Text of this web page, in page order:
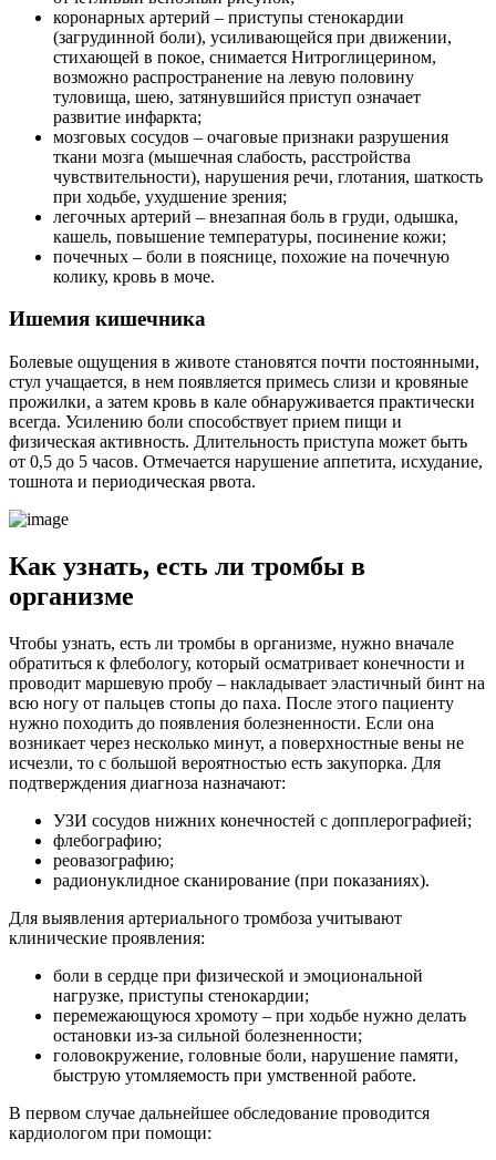
коронарных артерий – приступы стенокардии
(загрудинной боли), усиливающейся при движении,
стихающей в покое, снимается Нитроглицерином,
возможно распространение на левую половину
туловища, шею, затянувшийся приступ означает
развитие инфаркта;
мозговых сосудов – очаговые признаки разрушения
ткани мозга (мышечная слабость, расстройства
чувствительности), нарушения речи, глотания, шаткость
при ходьбе, ухудшение зрения;
легочных артерий – внезапная боль в груди, одышка,
кашель, повышение температуры, посинение кожи;
почечных – боли в пояснице, похожие на почечную
колику, кровь в моче.
Ишемия кишечника
Болевые ощущения в животе становятся почти постоянными,
стул учащается, в нем появляется примесь слизи и кровяные
прожилки, а затем кровь в кале обнаруживается практически
всегда. Усилению боли способствует прием пищи и
физическая активность. Длительность приступа может быть
от 0,5 до 5 часов. Отмечается нарушение аппетита, исхудание,
тошнота и периодическая рвота.
Как узнать, есть ли тромбы в
организме
Чтобы узнать, есть ли тромбы в организме, нужно вначале
обратиться к флебологу, который осматривает конечности и
проводит маршевую пробу – накладывает эластичный бинт на
всю ногу от пальцев стопы до паха. После этого пациенту
нужно походить до появления болезненности. Если она
возникает через несколько минут, а поверхностные вены не
исчезли, то с большой вероятностью есть закупорка. Для
подтверждения диагноза назначают:
УЗИ сосудов нижних конечностей с допплерографией;
флебографию;
реовазографию;
радионуклидное сканирование (при показаниях).
Для выявления артериального тромбоза учитывают
клинические проявления:
боли в сердце при физической и эмоциональной
нагрузке, приступы стенокардии;
перемежающуюся хромоту – при ходьбе нужно делать
остановки из-за сильной болезненности;
головокружение, головные боли, нарушение памяти,
быструю утомляемость при умственной работе.
В первом случае дальнейшее обследование проводится
кардиологом при помощи: